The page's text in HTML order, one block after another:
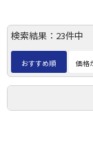
検索結果：23件中
おすすめ順 価格